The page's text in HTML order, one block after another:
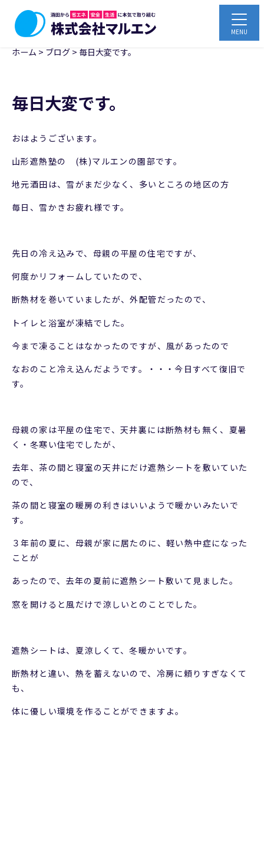
ホーム > ブログ > 毎日大変です。
毎日大変です。
おはようございます。
山形遮熱塾の (株)マルエンの園部です。
地元酒田は、雪がまだ少なく、多いところの地区の方
毎日、雪かきお疲れ様です。
先日の冷え込みで、母親の平屋の住宅ですが、
何度かリフォームしていたので、
断熱材を巻いていましたが、外配管だったので、
トイレと浴室が凍結でした。
今まで凍ることはなかったのですが、風があったので
なおのこと冷え込んだようです。・・・今日すべて復旧で
す。
母親の家は平屋の住宅で、天井裏には断熱材も無く、夏暑
く・冬寒い住宅でしたが、
去年、茶の間と寝室の天井にだけ遮熱シートを敷いていた
ので、
茶の間と寝室の暖房の利きはいいようで暖かいみたいで
す。
３年前の夏に、母親が家に居たのに、軽い熱中症になった
ことが
あったので、去年の夏前に遮熱シート敷いて見ました。
窓を開けると風だけで涼しいとのことでした。
遮熱シートは、夏涼しくて、冬暖かいです。
断熱材と違い、熱を蓄えないので、冷房に頼りすぎなくて
も、
体に優しい環境を作ることができますよ。